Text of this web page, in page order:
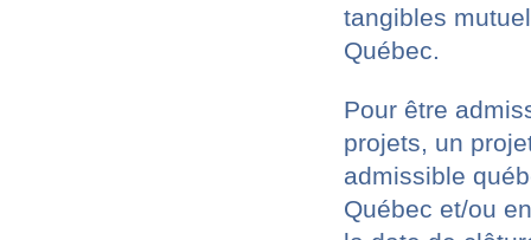
tangibles
Québec.
Pour être
projets, un
admissible
Québec et/ou